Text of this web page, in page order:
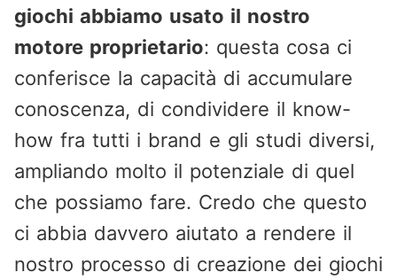
giochi abbiamo usato il nostro
motore proprietario: questa cosa ci
conferisce la capacità di accumulare
conoscenza, di condividere il know-
how fra tutti i brand e gli studi diversi,
ampliando molto il potenziale di quel
che possiamo fare. Credo che questo
ci abbia davvero aiutato a rendere il
nostro processo di creazione dei giochi